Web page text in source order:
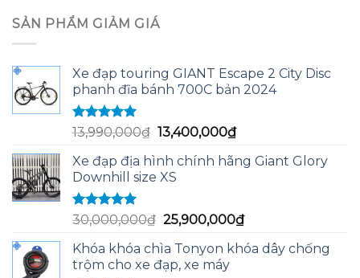
là:
220,000₫.
SẢN PHẨM GIẢM GIÁ
Xe đạp touring GIANT Escape 2 City Disc
phanh đĩa bánh 700C bản 2024
Được xếp
hạng
5.00
sao
13,990,000₫ Giá
là:
13,990,000₫.
13,400,000₫Giá
tại
Xe đạp địa hình chính hãng Giant Glory
Downhill size XS
Được xếp
hạng
5.00
sao
30,000,000₫ Giá
là:
30,000,000₫.
25,900,000₫Giá
tại
Khóa khóa chìa Tonyon khóa dây chống
trộm cho xe đạp, xe máy